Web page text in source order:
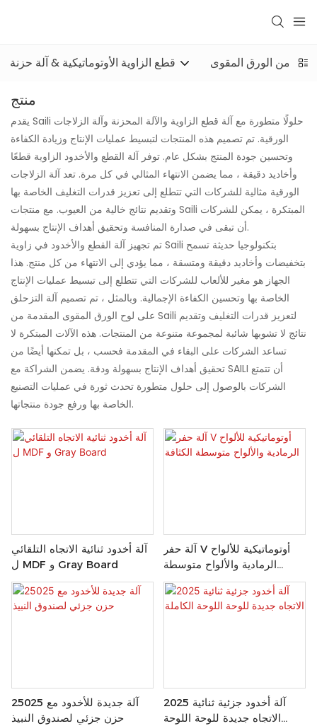
قطع الزاوية الأوتوماتيكية & آلة حزنة حزن من الورق المقوى
منتج
يقدم Saili حلولًا متطورة مع آلة قطع الزاوية والآلة المحزنة وآلة الزلاجات
الورقية. تم تصميم هذه المنتجات لتبسيط عمليات الإنتاج وزيادة الكفاءة
وتحسين جودة المنتج بشكل عام. توفر آلة القطع والأخدود الزاوية قطعًا
وأخاديد دقيقة ، مما يضمن الانتهاء المثالي في كل مرة. تعد آلة الزلاجات
الورقية مثالية للشركات التي تتطلع إلى تعزيز قدرات التغليف الخاصة بها
وتقديم نتائج خالية من العيوب. مع منتجات Saili المبتكرة ، يمكن للشركات
أن تبقى في صدارة المنافسة وتحقيق أهداف الإنتاج بسهولة.
تم تجهيز آلة القطع والأخدود في زاوية Saili بتكنولوجيا حديثة تسمح
بتخفيضات وأخاديد دقيقة ومتسقة ، مما يؤدي إلى الانتهاء من كل منتج. هذا
الجهاز هو مغير للألعاب للشركات التي تتطلع إلى تبسيط عمليات الإنتاج
الخاصة بها وتحسين الكفاءة الإجمالية. وبالمثل ، تم تصميم آلة التزحلق
على لوح الورق المقوى المقدمة من Saili لتعزيز قدرات التغليف وتقديم
نتائج لا تشوبها شائبة لمجموعة متنوعة من المنتجات. هذه الآلات المبتكرة لا
تساعد الشركات على البقاء في المقدمة فحسب ، بل تمكنها أيضًا من
تحقيق أهداف الإنتاج بسهولة ودقة. يضمن الشراكة مع SAILI أن تتمتع
الشركات بالوصول إلى حلول متطورة تحدث ثورة في عمليات التصنيع
الخاصة بها ورفع جودة منتجاتها.
آلة أخدود ثنائية الاتجاه التلقائي
ل MDF و Gray Board
آلة حفر V أوتوماتيكية للألواح
الرمادية والألواح متوسطة
الكثافة
25025 آلة جديدة للأخدود مع
حزن جزئي لصندوق النبيذ
2025 آلة أخدود جزئية ثنائية
الاتجاه جديدة للوحة اللوحة